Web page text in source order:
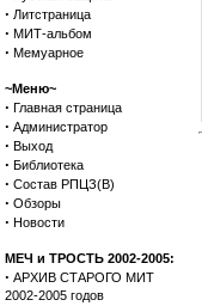
· Литстраница
· МИТ-альбом
· Мемуарное
~Меню~
· Главная страница
· Администратор
· Выход
· Библиотека
· Состав РПЦЗ(В)
· Обзоры
· Новости
МЕЧ и ТРОСТЬ 2002-2005:
· АРХИВ СТАРОГО МИТ
2002-2005 годов